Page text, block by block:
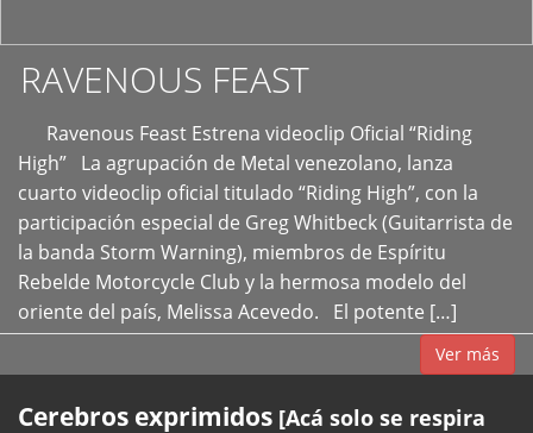
RAVENOUS FEAST
Ravenous Feast Estrena videoclip Oficial “Riding
High” La agrupación de Metal venezolano, lanza
cuarto videoclip oficial titulado “Riding High”, con la
participación especial de Greg Whitbeck (Guitarrista de
la banda Storm Warning), miembros de Espíritu
Rebelde Motorcycle Club y la hermosa modelo del
oriente del país, Melissa Acevedo. El potente […]
Ver más
Cerebros exprimidos [Acá solo se respira